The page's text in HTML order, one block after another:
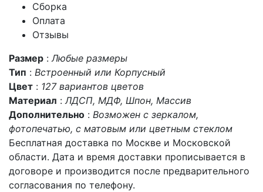
Сборка
Оплата
Отзывы
Размер :Любые размеры
Тип : Встроенный или Корпусный
Цвет : 127 вариантов цветов
Материал :ЛДСП, МДФ, Шпон, Массив
Дополнительно : Возможен с зеркалом,
фотопечатью, с матовым или цветным стеклом
Бесплатная доставка по Москве и Московской
области. Дата и время доставки прописывается в
договоре и производится после предварительного
согласования по телефону.